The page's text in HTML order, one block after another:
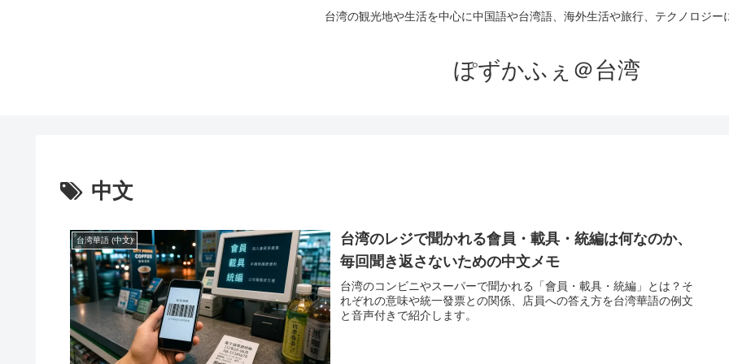
台湾の観光地や生活を中心に中国語や台湾語、海外生活や旅行、テクノロジー
ぽずかふぇ＠台湾
中文
台湾華語 (中文)
台湾のレジで聞かれる會員・載具・統編は何なのか、
毎回聞き返さないための中文メモ
台湾のコンビニやスーパーで聞かれる「會員・載具・統編」とは？そ
れぞれの意味や統一發票との関係、店員への答え方を台湾華語の例文
と音声付きで紹介します。